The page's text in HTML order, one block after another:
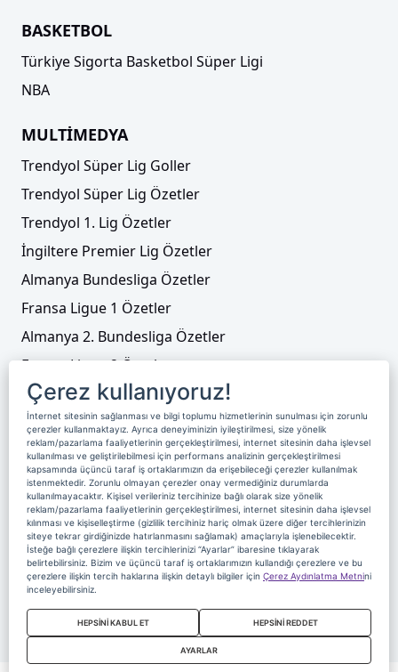
BASKETBOL
Türkiye Sigorta Basketbol Süper Ligi
NBA
MULTİMEDYA
Trendyol Süper Lig Goller
Trendyol Süper Lig Özetler
Trendyol 1. Lig Özetler
İngiltere Premier Lig Özetler
Almanya Bundesliga Özetler
Fransa Ligue 1 Özetler
Almanya 2. Bundesliga Özetler
Fransa Ligue 2 Özetler
Tenis
Video Liste
Foto Galeriler
Üyelik Yayın Akışı Reklam
Site Sözleşmesi
Künye ve İletişim
Çerez Politikası
Çerez Yönetimi
Veri Sahibi Başvuru Formu
Nereden İzlerim
Copyright 2020 Digiturk Bu siteyi kullanarak sözleşmeyi kabul etmiş
sayılırsınız.
Çerez kullanıyoruz!
İnternet sitesinin sağlanması ve bilgi toplumu hizmetlerinin sunulması için zorunlu
çerezler kullanmaktayız. Ayrıca deneyiminizin iyileştirilmesi, size yönelik
reklam/pazarlama faaliyetlerinin gerçekleştirilmesi, internet sitesinin daha işlevsel
kullanılması ve geliştirilebilmesi için performans analizinin gerçekleştirilmesi
kapsamında üçüncü taraf iş ortaklarımızın da erişebileceği çerezler kullanılmak
istenmektedir. Zorunlu olmayan çerezler onay vermediğiniz durumlarda
kullanılmayacaktır. Kişisel verileriniz tercihinize bağlı olarak size yönelik
reklam/pazarlama faaliyetlerinin gerçekleştirilmesi, internet sitesinin daha işlevsel
kılınması ve kişiselleştirme (gizlilik tercihiniz hariç olmak üzere diğer tercihlerinizin
siteye tekrar girdiğinizde hatırlanmasını sağlamak) amaçlarıyla işlenebilecektir.
İsteğe bağlı çerezlere ilişkin tercihlerinizi “Ayarlar” ibaresine tıklayarak
belirtebilirsiniz. Bizim ve üçüncü taraf iş ortaklarımızın kullandığı çerezlere ve bu
çerezlere ilişkin tercih haklarına ilişkin detaylı bilgiler için Çerez Aydınlatma Metnini
inceleyebilirsiniz.
HEPSİNİ KABUL ET HEPSİNİ REDDET
AYARLAR